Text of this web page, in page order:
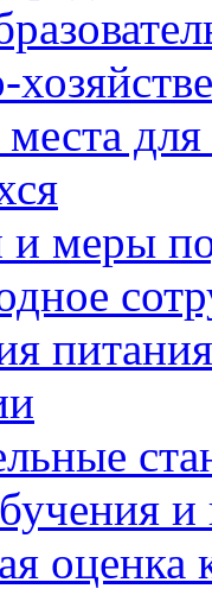
и меры
и
оценка